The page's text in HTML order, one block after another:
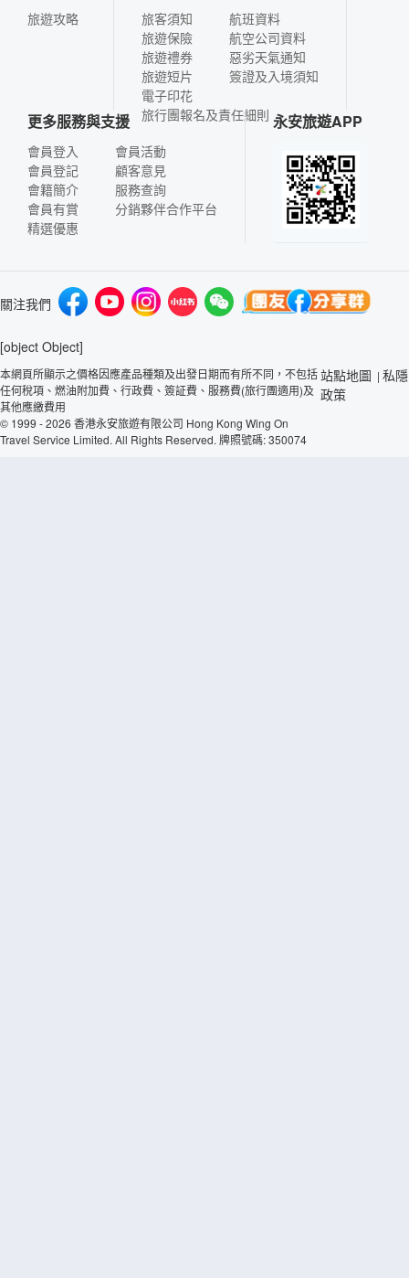
旅遊攻略
旅客須知
旅遊保險
旅遊禮券
旅遊短片
電子印花
航班資料
航空公司資料
惡劣天氣通知
簽證及入境須知
旅行團報名及責任細則
更多服務與支援
會員登入
會員登記
會籍簡介
會員有賞
精選優惠
會員活動
顧客意見
服務查詢
分銷夥伴合作平台
永安旅遊APP
關注我們
[object Object]
本網頁所顯示之價格因應產品種類及出發日期而有所不同，不包括
任何稅項、燃油附加費、行政費、簽証費、服務費(旅行團適用)及
其他應繳費用
© 1999 - 2026 香港永安旅遊有限公司 Hong Kong Wing On
Travel Service Limited. All Rights Reserved. 牌照號碼: 350074
站點地圖 | 私隱
政策